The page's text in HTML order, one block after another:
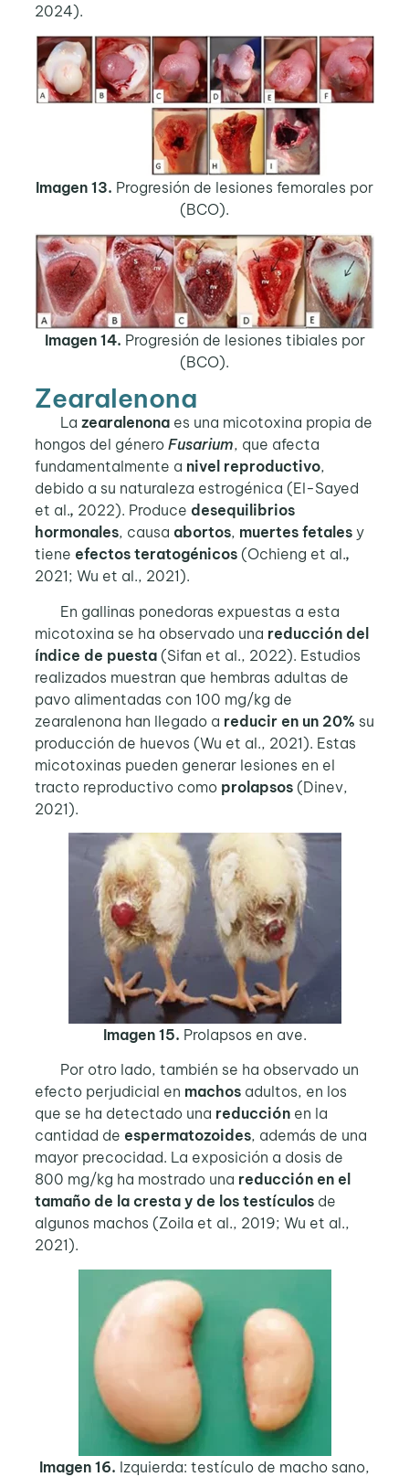
2024).
Imagen 13. Progresión de lesiones femorales por
(BCO).
Imagen 14. Progresión de lesiones tibiales por
(BCO).
Zearalenona
La zearalenonaes una micotoxina propia de
hongos del género Fusarium, que afecta
fundamentalmente a nivel reproductivo,
debido a su naturaleza estrogénica (El-Sayed
et al., 2022). Produce desequilibrios
hormonales, causa abortos, muertes fetalesy
tiene efectos teratogénicos(Ochieng et al.,
2021; Wu et al., 2021).
En gallinas ponedoras expuestas a esta
micotoxina se ha observado una reducción del
índice de puesta(Sifan et al., 2022). Estudios
realizados muestran que hembras adultas de
pavo alimentadas con 100 mg/kg de
zearalenona han llegado a reducir en un 20% su
producción de huevos (Wu et al., 2021). Estas
micotoxinas pueden generar lesiones en el
tracto reproductivo como prolapsos (Dinev,
2021).
Imagen 15. Prolapsos en ave.
Por otro lado, también se ha observado un
efecto perjudicial en machosadultos, en los
que se ha detectado una reducciónen la
cantidad de espermatozoides, además de una
mayor precocidad. La exposición a dosis de
800 mg/kg ha mostrado una reducción en el
tamaño de la cresta y de los testículosde
algunos machos (Zoila et al., 2019; Wu et al.,
2021).
Imagen 16. Izquierda: testículo de macho sano,